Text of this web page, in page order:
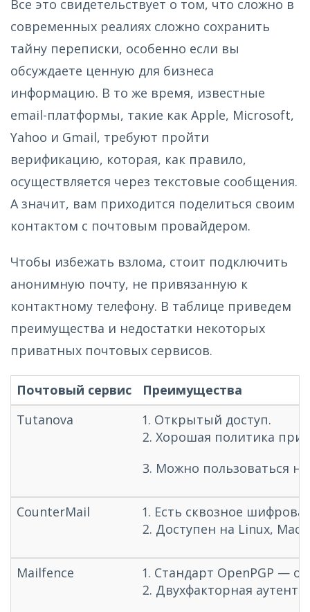
Все это свидетельствует о том, что сложно в
современных реалиях сложно сохранить
тайну переписки, особенно если вы
обсуждаете ценную для бизнеса
информацию. В то же время, известные
email-платформы, такие как Apple, Microsoft,
Yahoo и Gmail, требуют пройти
верификацию, которая, как правило,
осуществляется через текстовые сообщения.
А значит, вам приходится поделиться своим
контактом с почтовым провайдером.
Чтобы избежать взлома, стоит подключить
анонимную почту, не привязанную к
контактному телефону. В таблице приведем
преимущества и недостатки некоторых
приватных почтовых сервисов.
Почтовый сервис
Преимущества
Tutanova
1. Открытый доступ.
2. Хорошая политика
3. Можно пользоваться
CounterMail
1. Есть сквозное
2. Доступен на Linux, Mac,
Mailfence
1. Стандарт OpenPGP —
2. Двухфакторная